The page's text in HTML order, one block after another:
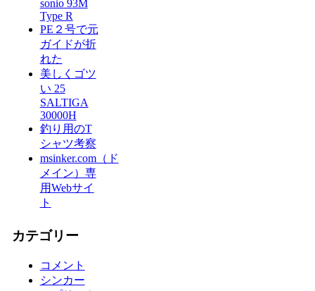
sonio 93M
Type R
PE２号で元
ガイドが折
れた
美しくゴツ
い 25
SALTIGA
30000H
釣り用のT
シャツ考察
msinker.com（ド
メイン）専
用Webサイ
ト
カテゴリー
コメント
シンカー